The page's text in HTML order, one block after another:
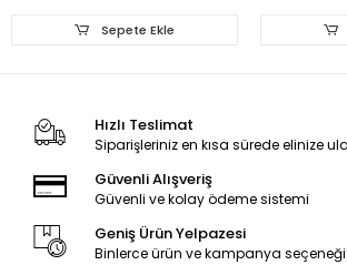
Sepete Ekle
Hızlı Teslimat
Siparişleriniz en kısa sürede elinize
Güvenli Alışveriş
Güvenli ve kolay ödeme sistemi
Geniş Ürün Yelpazesi
Binlerce ürün ve kampanya seçeneği